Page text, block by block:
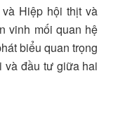
Hiệp hội thịt và
vinh mối quan hệ
biểu quan trọng
và đầu tư giữa hai